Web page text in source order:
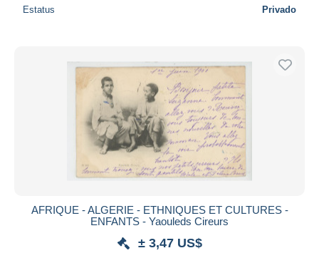
Estatus Privado
AFRIQUE - ALGERIE - ETHNIQUES ET CULTURES -
ENFANTS - Yaouleds Cireurs
± 3,47 US$